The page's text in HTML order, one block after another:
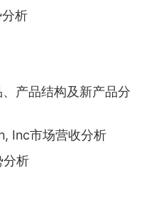
析
产品结构及新产品分
Inc市场营收分析
分析